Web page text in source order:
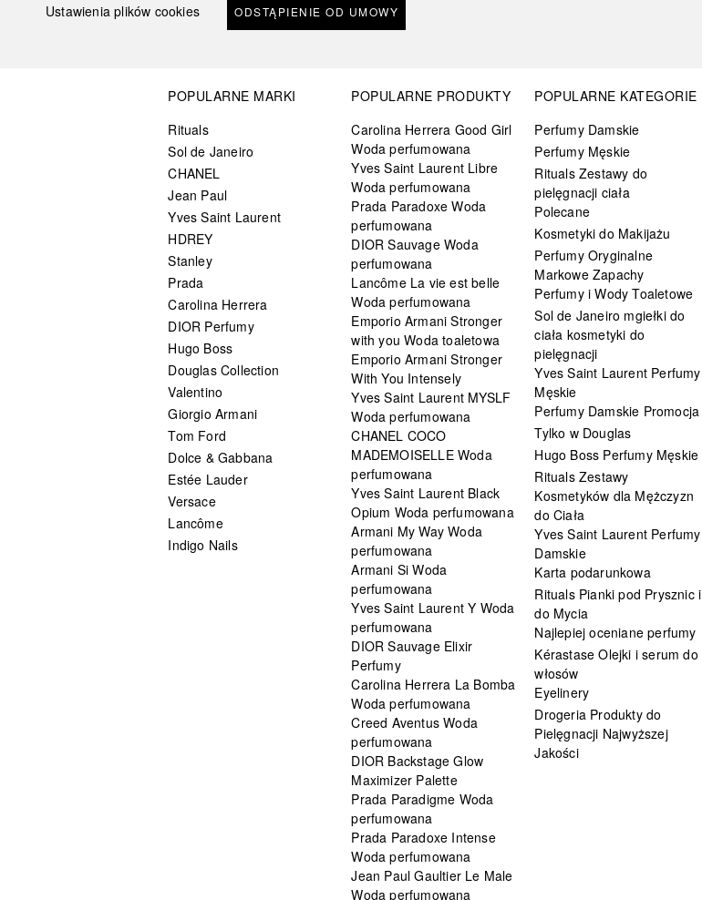
Ustawienia plików cookies
ODSTĄPIENIE OD UMOWY
POPULARNE MARKI
Rituals
Sol de Janeiro
CHANEL
Jean Paul
Yves Saint Laurent
HDREY
Stanley
Prada
Carolina Herrera
DIOR Perfumy
Hugo Boss
Douglas Collection
Valentino
Giorgio Armani
Tom Ford
Dolce & Gabbana
Estée Lauder
Versace
Lancôme
Indigo Nails
POPULARNE PRODUKTY
Carolina Herrera Good Girl
Woda perfumowana
Yves Saint Laurent Libre
Woda perfumowana
Prada Paradoxe Woda
perfumowana
DIOR Sauvage Woda
perfumowana
Lancôme La vie est belle
Woda perfumowana
Emporio Armani Stronger
with you Woda toaletowa
Emporio Armani Stronger
With You Intensely
Yves Saint Laurent MYSLF
Woda perfumowana
CHANEL COCO
MADEMOISELLE Woda
perfumowana
Yves Saint Laurent Black
Opium Woda perfumowana
Armani My Way Woda
perfumowana
Armani Si Woda
perfumowana
Yves Saint Laurent Y Woda
perfumowana
DIOR Sauvage Elixir
Perfumy
Carolina Herrera La Bomba
Woda perfumowana
Creed Aventus Woda
perfumowana
DIOR Backstage Glow
Maximizer Palette
Prada Paradigme Woda
perfumowana
Prada Paradoxe Intense
Woda perfumowana
Jean Paul Gaultier Le Male
Woda perfumowana
POPULARNE KATEGORIE
Perfumy Damskie
Perfumy Męskie
Rituals Zestawy do
pielęgnacji ciała
Polecane
Kosmetyki do Makijażu
Perfumy Oryginalne
Markowe Zapachy
Perfumy i Wody Toaletowe
Sol de Janeiro mgiełki do
ciała kosmetyki do
pielęgnacji
Yves Saint Laurent Perfumy
Męskie
Perfumy Damskie Promocja
Tylko w Douglas
Hugo Boss Perfumy Męskie
Rituals Zestawy
Kosmetyków dla Mężczyzn
do Ciała
Yves Saint Laurent Perfumy
Damskie
Karta podarunkowa
Rituals Pianki pod Prysznic i
do Mycia
Najlepiej oceniane perfumy
Kérastase Olejki i serum do
włosów
Eyelinery
Drogeria Produkty do
Pielęgnacji Najwyższej
Jakości